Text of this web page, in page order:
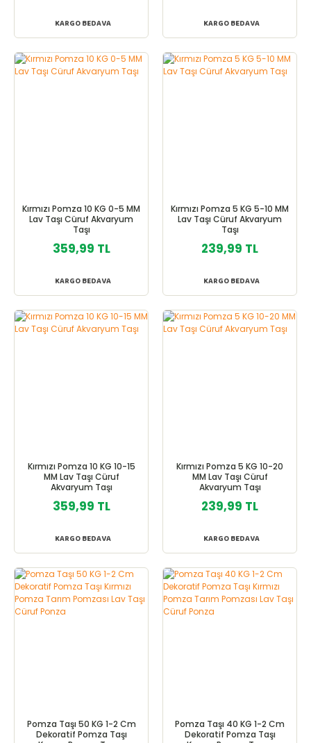
KARGO BEDAVA KARGO BEDAVA
Kırmızı Pomza 10 KG 0-5 MM
Lav Taşı Cüruf Akvaryum
Taşı
359,99 TL
KARGO BEDAVA
Kırmızı Pomza 5 KG 5-10 MM
Lav Taşı Cüruf Akvaryum
Taşı
239,99 TL
KARGO BEDAVA
Kırmızı Pomza 10 KG 10-15
MM Lav Taşı Cüruf
Akvaryum Taşı
359,99 TL
KARGO BEDAVA
Kırmızı Pomza 5 KG 10-20
MM Lav Taşı Cüruf
Akvaryum Taşı
239,99 TL
KARGO BEDAVA
Pomza Taşı 50 KG 1-2 Cm
Dekoratif Pomza Taşı
Pomza Taşı 40 KG 1-2 Cm
Dekoratif Pomza Taşı